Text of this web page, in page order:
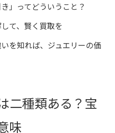
」ってどういうこと？
て、賢く買取を
を知れば、ジュエリーの価
二種類ある？宝
味